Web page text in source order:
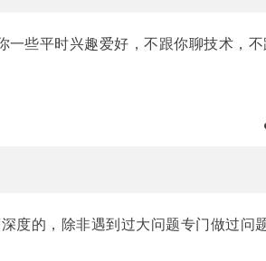
一些平时兴趣爱好，不跟你聊技术，
度的，除非遇到过大问题专门做过问